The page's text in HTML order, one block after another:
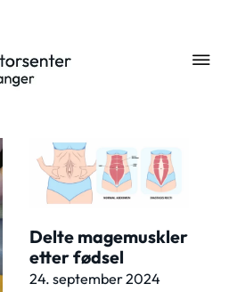
Delte magemuskler
etter fødsel
24. september 2024